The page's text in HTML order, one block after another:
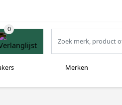
Merken